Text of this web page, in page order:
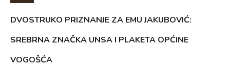
DVOSTRUKO PRIZNANJE ZA EMU JAKUBOVIĆ:
SREBRNA ZNAČKA UNSA I PLAKETA OPĆINE
VOGOŠĆA